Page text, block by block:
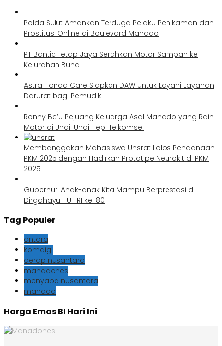
Polda Sulut Amankan Terduga Pelaku Penikaman dan
Prostitusi Online di Boulevard Manado
PT Bantic Tetap Jaya Serahkan Motor Sampah ke
Kelurahan Buha
Astra Honda Care Siapkan DAW untuk Layani Layanan
Darurat bagi Pemudik
Ronny Ba’u Pejuang Keluarga Asal Manado yang Raih
Motor di Undi-Undi Hepi Telkomsel
Membanggakan Mahasiswa Unsrat Lolos Pendanaan
PKM 2025 dengan Hadirkan Prototipe Neurokit di PKM
2025
Gubernur: Anak-anak Kita Mampu Berprestasi di
Dirgahayu HUT RI ke-80
Tag Populer
antara
komdigi
derap nusantara
manadones
menyapa nusantara
manado
Harga Emas BI Hari Ini